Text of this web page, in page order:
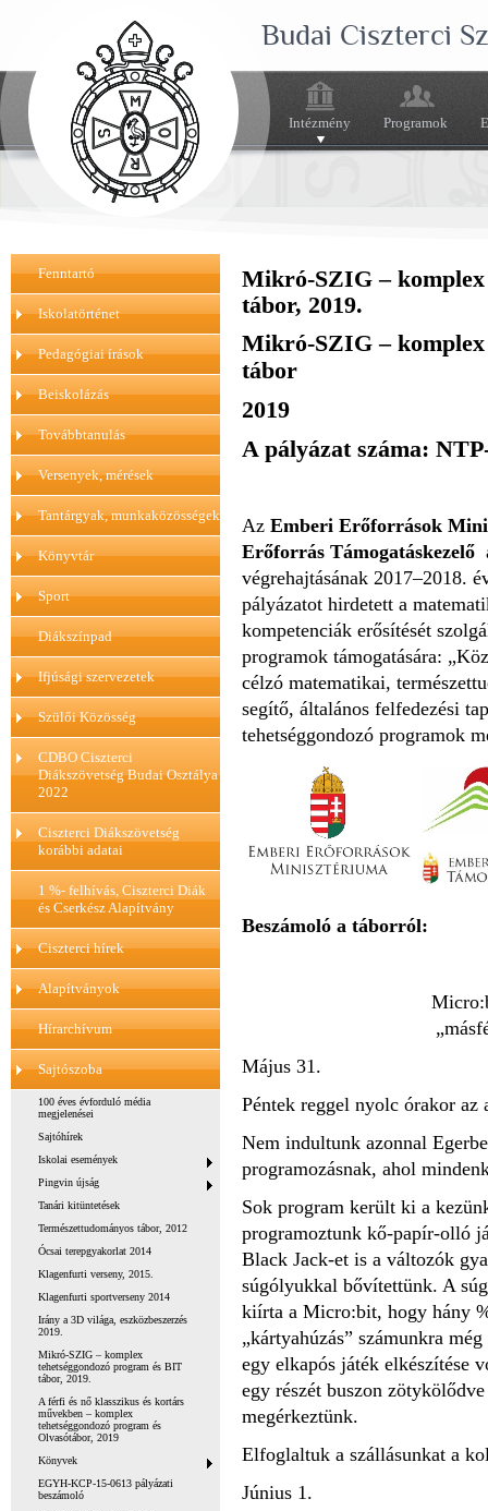
Budai Ciszterci
Intézmény Programok
Fenntartó
Iskolatörténet
Pedagógiai írások
Beiskolázás
Továbbtanulás
Versenyek, mérések
Tantárgyak, munkaközösségek
Könyvtár
Sport
Diákszínpad
Ifjúsági szervezetek
Szülői Közösség
CDBO Ciszterci
Diákszövetség Budai Osztálya
2022
Ciszterci Diákszövetség
korábbi adatai
1 %- felhívás, Ciszterci Diák
és Cserkész Alapítvány
Ciszterci hírek
Alapítványok
Hírarchívum
Sajtószoba
100 éves évforduló média
megjelenései
Sajtóhírek
Iskolai események
Pingvin újság
Tanári kitüntetések
Természettudományos tábor, 2012
Ócsai terepgyakorlat 2014
Klagenfurti verseny, 2015.
Klagenfurti sportverseny 2014
Irány a 3D világa, eszközbeszerzés
2019.
Mikró-SZIG – komplex
tehetséggondozó program és BIT
tábor, 2019.
A férfi és nő klasszikus és kortárs
művekben – komplex
tehetséggondozó program és
Olvasótábor, 2019
Könyvek
EGYH-KCP-15-0613 pályázati
beszámoló
Mikró-SZIG – komplex
tábor, 2019.
Mikró-SZIG – komplex
tábor
2019
A pályázat száma:
Az Emberi Erőforrások
Erőforrás Támogatáskezelő
végrehajtásának 2017–2018.
pályázatot hirdetett a
kompetenciák erősítését
programok támogatására: „
célzó matematikai,
segítő, általános felfedezési
tehetséggondozó programok
Beszámoló a táborról:
Május 31.
Péntek reggel nyolc órakor
Nem indultunk azonnal
programozásnak, ahol
Sok program került ki a
programoztunk kő-papír-olló
Black Jack-et is a változók
súgólyukkal bővítettünk. A
kiírta a Micro:bit, hogy hány
„kártyahúzás” számunkra
egy elkapós játék elkészítése
egy részét buszon
megérkeztünk.
Elfoglaltuk a szállásunkat a
Június 1.